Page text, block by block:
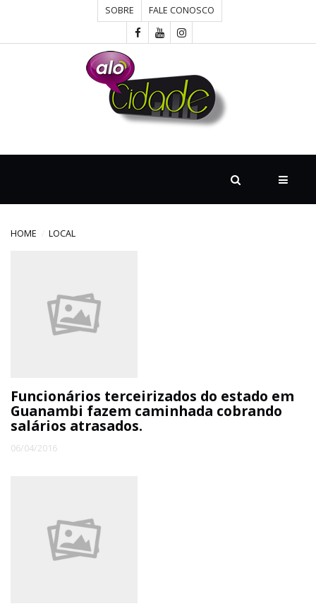
SOBRE FALE CONOSCO
DESTAQUE
ECONOMIA
ESPECIAL
HOME LOCAL
Funcionários terceirizados do estado em
Guanambi fazem caminhada cobrando
salários atrasados.
06/04/2016